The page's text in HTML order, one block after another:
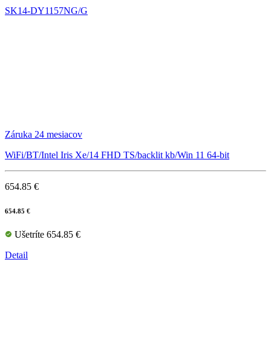
SK14-DY1157NG/G
Záruka 24 mesiacov
WiFi/BT/Intel Iris Xe/14 FHD TS/backlit kb/Win 11 64-bit
654.85 €
654.85 €
Ušetríte 654.85 €
Detail